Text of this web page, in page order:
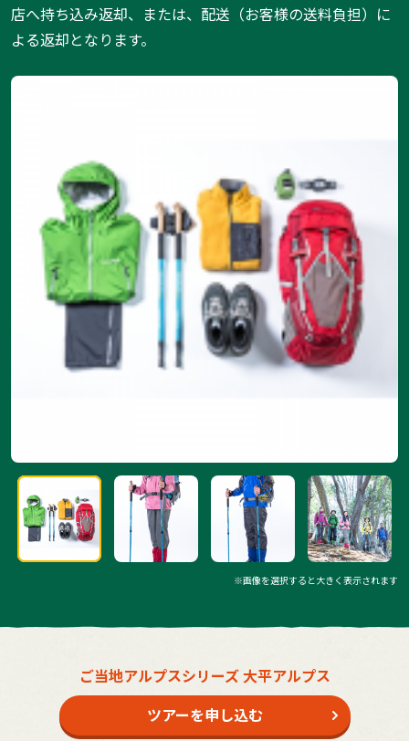
店へ持ち込み返却、または、配送（お客様の送料負担）に
よる返却となります。
※画像を選択すると大きく表示されます
ご当地アルプスシリーズ 大平アルプス
ツアーを申し込む